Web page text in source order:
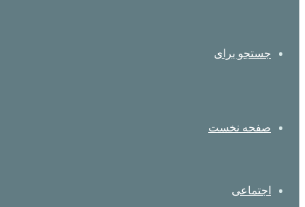
جستجو برای
صفحه نخست
اجتماعی